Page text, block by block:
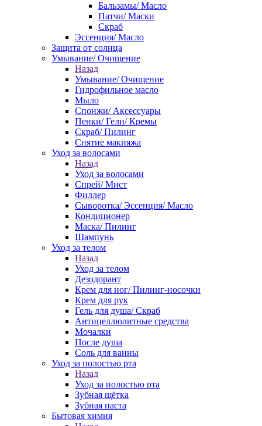
Бальзамы/ Масло
Патчи/ Маски
Скраб
Эссенция/ Масло
Защита от солнца
Умывание/ Очищение
Назад
Умывание/ Очищение
Гидрофильное масло
Мыло
Спонжи/ Аксессуары
Пенки/ Гели/ Кремы
Скраб/ Пилинг
Снятие макияжа
Уход за волосами
Назад
Уход за волосами
Спрей/ Мист
Филлер
Сыворотка/ Эссенция/ Масло
Кондиционер
Маска/ Пилинг
Шампунь
Уход за телом
Назад
Уход за телом
Дезодорант
Крем для ног/ Пилинг-носочки
Крем для рук
Гель для душа/ Скраб
Антицеллюлитные средства
Мочалки
После душа
Соль для ванны
Уход за полостью рта
Назад
Уход за полостью рта
Зубная щётка
Зубная паста
Бытовая химия